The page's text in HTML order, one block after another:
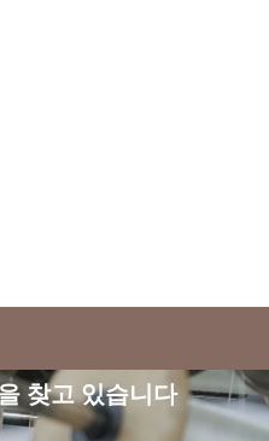
찾고 있습니다